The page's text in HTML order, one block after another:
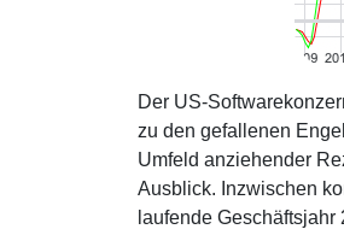
Der US-
zu den gefallenen
Umfeld anziehender
Ausblick. Inzwischen
laufende